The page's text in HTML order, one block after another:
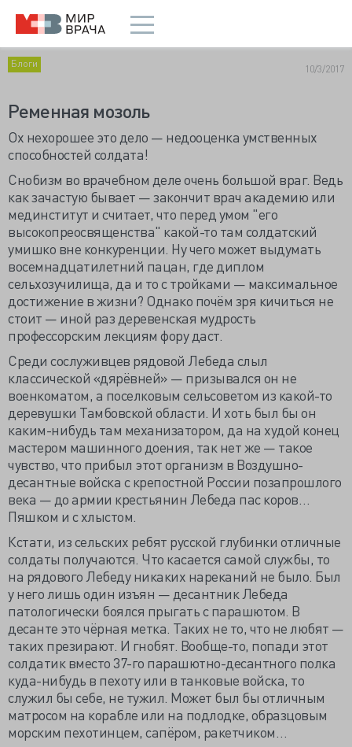
Блоги 10/3/2017
Ременная мозоль
Ох нехорошее это дело — недооценка умственных
способностей солдата!
Снобизм во врачебном деле очень большой враг. Ведь
как зачастую бывает — закончит врач академию или
мединститут и считает, что перед умом "его
высокопреосвященства" какой-то там солдатский
умишко вне конкуренции. Ну чего может выдумать
восемнадцатилетний пацан, где диплом
сельхозучилища, да и то с тройками — максимальное
достижение в жизни? Однако почём зря кичиться не
стоит — иной раз деревенская мудрость
профессорским лекциям фору даст.
Среди сослуживцев рядовой Лебеда слыл
классической «дярёвней» — призывался он не
военкоматом, а поселковым сельсоветом из какой-то
деревушки Тамбовской области. И хоть был бы он
каким-нибудь там механизатором, да на худой конец
мастером машинного доения, так нет же — такое
чувство, что прибыл этот организм в Воздушно-
десантные войска с крепостной России позапрошлого
века — до армии крестьянин Лебеда пас коров…
Пяшком и с хлыстом.
Кстати, из сельских ребят русской глубинки отличные
солдаты получаются. Что касается самой службы, то
на рядового Лебеду никаких нареканий не было. Был
у него лишь один изъян — десантник Лебеда
патологически боялся прыгать с парашютом. В
десанте это чёрная метка. Таких не то, что не любят —
таких презирают. И гнобят. Вообще-то, попади этот
солдатик вместо 37-го парашютно-десантного полка
куда-нибудь в пехоту или в танковые войска, то
служил бы себе, не тужил. Может был бы отличным
матросом на корабле или на подлодке, образцовым
морским пехотинцем, сапёром, ракетчиком…